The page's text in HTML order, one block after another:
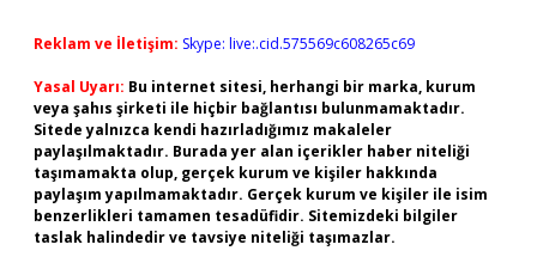
Reklam ve İletişim: Skype: live:.cid.575569c608265c69
Yasal Uyarı: Bu internet sitesi, herhangi bir marka, kurum
veya şahıs şirketi ile hiçbir bağlantısı bulunmamaktadır.
Sitede yalnızca kendi hazırladığımız makaleler
paylaşılmaktadır. Burada yer alan içerikler haber niteliği
taşımamakta olup, gerçek kurum ve kişiler hakkında
paylaşım yapılmamaktadır. Gerçek kurum ve kişiler ile isim
benzerlikleri tamamen tesadüfidir. Sitemizdeki bilgiler
taslak halindedir ve tavsiye niteliği taşımazlar.